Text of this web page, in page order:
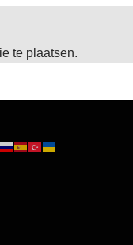
te plaatsen.